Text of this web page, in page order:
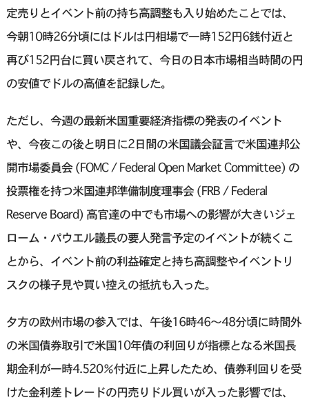
定売りとイベント前の持ち高調整も入り始めたことでは、
今朝10時26分頃にはドルは円相場で一時152円6銭付近と
再び152円台に買い戻されて、今日の日本市場相当時間の円
の安値でドルの高値を記録した。
ただし、今週の最新米国重要経済指標の発表のイベント
や、今夜この後と明日に2日間の米国議会証言で米国連邦公
開市場委員会 (FOMC / Federal Open Market Committee) の
投票権を持つ米国連邦準備制度理事会 (FRB / Federal
Reserve Board) 高官達の中でも市場への影響が大きいジェ
ローム・パウエル議長の要人発言予定のイベントが続くこ
とから、イベント前の利益確定と持ち高調整やイベントリ
スクの様子見や買い控えの抵抗も入った。
夕方の欧州市場の参入では、午後16時46〜48分頃に時間外
の米国債券取引で米国10年債の利回りが指標となる米国長
期金利が一時4.520％付近に上昇したため、債券利回りを受
けた金利差トレードの円売りドル買いが入った影響では、